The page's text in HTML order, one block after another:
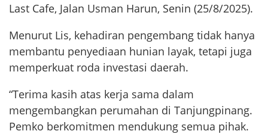
Last Cafe, Jalan Usman Harun, Senin (25/8/2025).
Menurut Lis, kehadiran pengembang tidak hanya
membantu penyediaan hunian layak, tetapi juga
memperkuat roda investasi daerah.
“Terima kasih atas kerja sama dalam
mengembangkan perumahan di Tanjungpinang.
Pemko berkomitmen mendukung semua pihak.